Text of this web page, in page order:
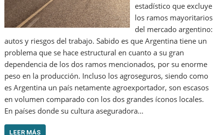
estadístico que excluye
los ramos mayoritarios
del mercado argentino:
autos y riesgos del trabajo. Sabido es que Argentina tiene un
problema que se hace estructural en cuanto a su gran
dependencia de los dos ramos mencionados, por su enorme
peso en la producción. Incluso los agroseguros, siendo como
es Argentina un país netamente agroexportador, son escasos
en volumen comparado con los dos grandes íconos locales.
En países donde su cultura aseguradora…
LEER MÁS